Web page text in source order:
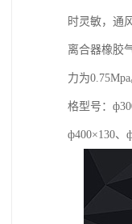
时灵敏，通
离合器橡胶
力为
格型号：
ф400×130、